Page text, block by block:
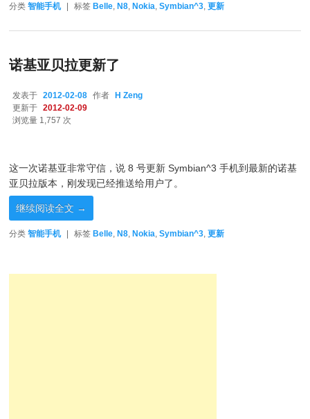
分类 智能手机 | 标签 Belle,N8,Nokia,Symbian^3,更新
诺基亚贝拉更新了
发表于 2012-02-08 作者
H Zeng
更新于
2012-02-09
浏览量 1,757 次
这一次诺基亚非常守信，说 8 号更新 Symbian^3 手机到最新的诺基
亚贝拉版本，刚发现已经推送给用户了。
继续阅读全文 →
分类 智能手机 标签 Belle, N8, Nokia,Symbian^3,更新